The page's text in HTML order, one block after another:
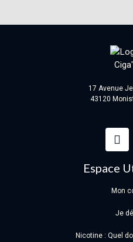
17 Avenue
43120
Espace
Mon
Je
Nicotine : Quel